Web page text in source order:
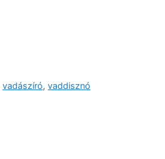
vadászíró,vaddisznó